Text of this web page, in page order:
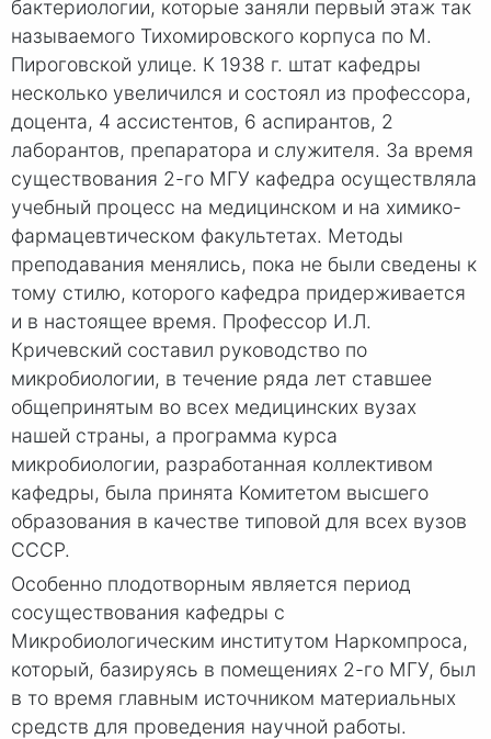
бактериологии, которые заняли первый этаж так
называемого Тихомировского корпуса по М.
Пироговской улице. К 1938 г. штат кафедры
несколько увеличился и состоял из профессора,
доцента, 4 ассистентов, 6 аспирантов, 2
лаборантов, препаратора и служителя. За время
существования 2-го МГУ кафедра осуществляла
учебный процесс на медицинском и на химико-
фармацевтическом факультетах. Методы
преподавания менялись, пока не были сведены к
тому стилю, которого кафедра придерживается
и в настоящее время. Профессор И.Л.
Кричевский составил руководство по
микробиологии, в течение ряда лет ставшее
общепринятым во всех медицинских вузах
нашей страны, а программа курса
микробиологии, разработанная коллективом
кафедры, была принята Комитетом высшего
образования в качестве типовой для всех вузов
СССР.
Особенно плодотворным является период
сосуществования кафедры с
Микробиологическим институтом Наркомпроса,
который, базируясь в помещениях 2-го МГУ, был
в то время главным источником материальных
средств для проведения научной работы.